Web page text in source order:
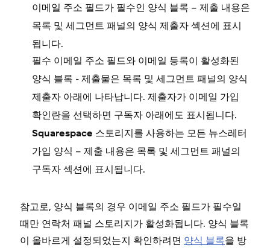
이메일 주소 필드가 필수인 양식 블록 – 제출 내용은
목록 및 세그먼트 패널의 양식 제출자 섹션에 표시
됩니다.
필수 이메일 주소 필드와 이메일 등록이 활성화된
양식 블록 - 제출물은 목록 및 세그먼트 패널의 양식
제출자 아래에 나타납니다. 제출자가 이메일 가입
확인란을 선택하면 구독자 아래에도 표시됩니다.
Squarespace 스토리지를 사용하는 모든 뉴스레터
가입 양식 – 제출 내용은 목록 및 세그먼트 패널의
구독자 섹션에 표시됩니다.
참고로, 양식 블록의 경우 이메일 주소 필드가 필수일
때만 연락처 패널 스토리지가 활성화됩니다. 양식 블록
이 올바르게 설정되었는지 확인하려면 양식 블록을 방